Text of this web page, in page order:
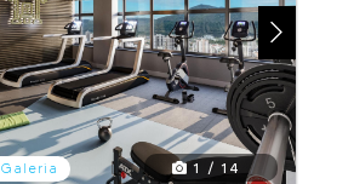
Galeria 1 / 14